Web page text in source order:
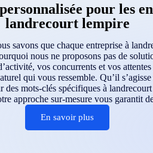
pour les
landrecourt lempire
savons que chaque entreprise à
nous ne proposons pas de
vos concurrents et vos
qui vous ressemble. Qu’il
des mots-clés spécifiques à
approche sur-mesure vous garantit
En savoir plus